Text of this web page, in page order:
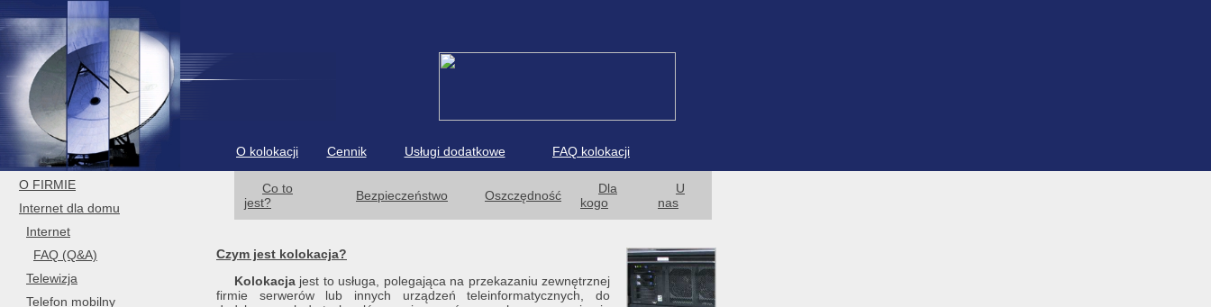
O kolokacji Cennik Usługi dodatkowe FAQ kolokacji
O FIRMIE
Internet dla domu
Internet
FAQ (Q&A)
Telewizja
Telefon mobilny
Co to
jest?
Bezpieczeństwo Oszczędność
Dla
kogo
U
nas
Czym jest kolokacja?
Kolokacja jest to usługa, polegająca na przekazaniu zewnętrznej
firmie serwerów lub innych urządzeń teleinformatycznych, do